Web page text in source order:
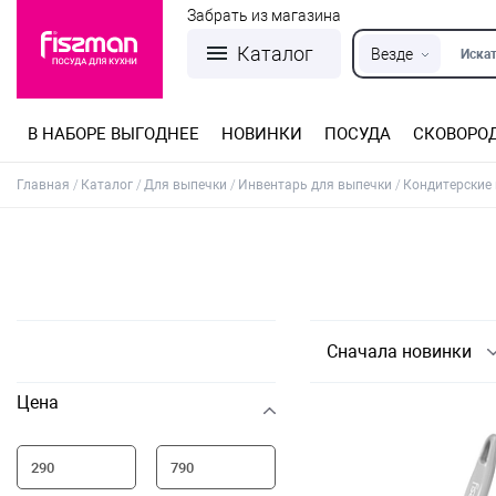
Каталог Везде
Забрать из магазина
В НАБОРЕ ВЫГОДНЕЕ НОВИНКИ ПОСУДА
Главная Каталог Для выпечки Инвентарь для выпечки Кондитерские
Цена
Сначала новинки